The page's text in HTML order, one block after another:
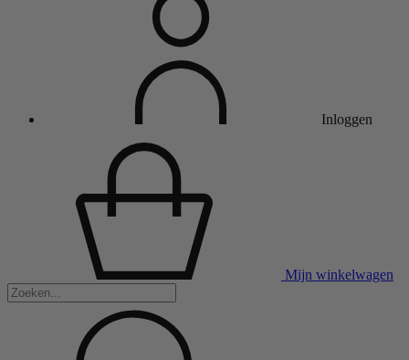
Inloggen
Mijn winkelwagen